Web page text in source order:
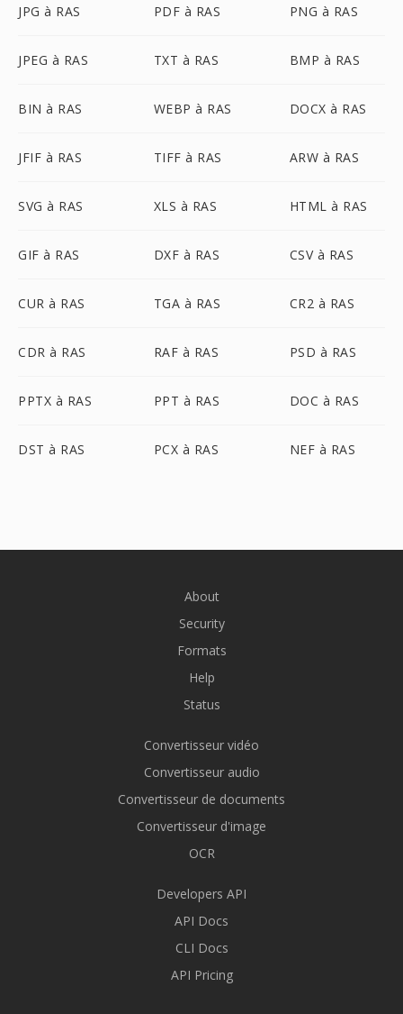
JPG à RAS PDF à RAS PNG à RAS
JPEG à RAS TXT à RAS BMP à RAS
BIN à RAS WEBP à RAS DOCX à RAS
JFIF à RAS TIFF à RAS ARW à RAS
SVG à RAS XLS à RAS HTML à RAS
GIF à RAS DXF à RAS CSV à RAS
CUR à RAS TGA à RAS CR2 à RAS
CDR à RAS RAF à RAS PSD à RAS
PPTX à RAS PPT à RAS DOC à RAS
DST à RAS PCX à RAS NEF à RAS
About
Security
Formats
Help
Status
Convertisseur vidéo
Convertisseur audio
Convertisseur de documents
Convertisseur d'image
OCR
Developers API
API Docs
CLI Docs
API Pricing